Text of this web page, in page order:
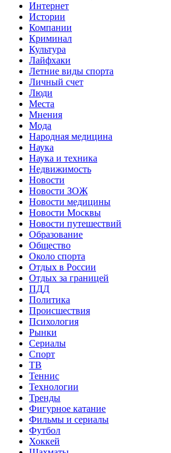
Интернет
Истории
Компании
Криминал
Культура
Лайфхаки
Летние виды спорта
Личный счет
Люди
Места
Мнения
Мода
Народная медицина
Наука
Наука и техника
Недвижимость
Новости
Новости ЗОЖ
Новости медицины
Новости Москвы
Новости путешествий
Образование
Общество
Около спорта
Отдых в России
Отдых за границей
ПДД
Политика
Происшествия
Психология
Рынки
Сериалы
Спорт
ТВ
Теннис
Технологии
Тренды
Фигурное катание
Фильмы и сериалы
Футбол
Хоккей